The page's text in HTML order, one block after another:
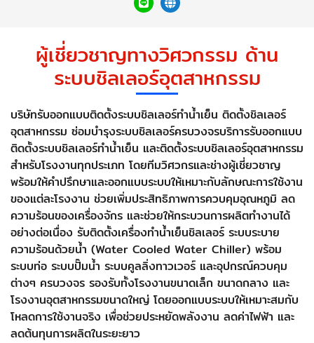
ผู้เชี่ยวชาญทางวิศวกรรม ด้าน
ระบบชิลเลอร์อุตสาหกรรม
บริษัทรับออกแบบติดตั้งระบบชิลเลอร์ทำน้ำเย็น ติดตั้งชิลเลอร์
อุตสาหกรรม ซ่อมบำรุงระบบชิลเลอร์ครบวงจรบริการรับออกแบบ
ติดตั้งระบบชิลเลอร์ทำน้ำเย็น และติดตั้งระบบชิลเลอร์อุตสาหกรรม
สำหรับโรงงานทุกประเภท โดยทีมวิศวกรและช่างผู้เชี่ยวชาญ
พร้อมให้คำปรึกษาและออกแบบระบบให้เหมาะกับลักษณะการใช้งาน
ของแต่ละโรงงาน ช่วยเพิ่มประสิทธิภาพการควบคุมอุณหภูมิ ลด
ความร้อนของเครื่องจักร และช่วยให้กระบวนการผลิตทำงานได้
อย่างต่อเนื่อง รับติดตั้งเครื่องทำน้ำเย็นชิลเลอร์ ระบบระบาย
ความร้อนด้วยน้ำ (Water Cooled Water Chiller) พร้อม
ระบบท่อ ระบบปั๊มน้ำ ระบบคูลลิ่งทาวเวอร์ และอุปกรณ์ควบคุม
ต่างๆ ครบวงจร รองรับทั้งโรงงานขนาดเล็ก ขนาดกลาง และ
โรงงานอุตสาหกรรมขนาดใหญ่ โดยออกแบบระบบให้เหมาะสมกับ
โหลดการใช้งานจริง เพื่อช่วยประหยัดพลังงาน ลดค่าไฟฟ้า และ
ลดต้นทุนการผลิตในระยะยาว